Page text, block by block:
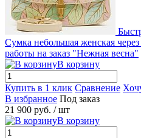
Сумка небольшая женская
работы на заказ "Нежная весна"
В корзину
Купить в 1 клик Сравнение
В избранное Под заказ
21 900 руб. / шт
В корзину